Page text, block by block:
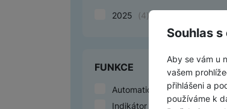
Souhlas
Aby se vám u
vašem
přihlášeni a
používáme k
2025 (4)
FUNKCE
Automatické dobíjení (4)
Indikátor plného koše
4